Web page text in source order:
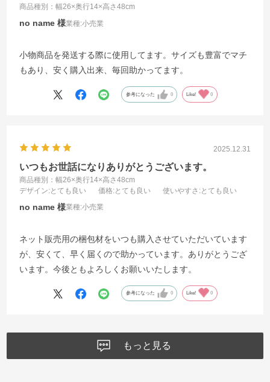
商品種別：幅26×奥行14×高さ48cm
no name 業種:小売業
小物商品を発送する際に使用してます。サイズも豊富でマチ
もあり、安く購入出来、毎回助かってます。
参考になった 0 Like! 0
2025.12.31
いつもお世話になりありがとうございます。
商品種別：幅26×奥行14×高さ48cm
デザイン:とても良い 価格:とても良い 使いやすさ :とても良い
no name 業種:小売業
ネット販売用の梱包材をいつも購入させていただいています
が、安くて、早く届くので助かっています。ありがとうござ
います。今後ともよろしくお願いいたします。
参考になった 0 Like! 0
もっと見る